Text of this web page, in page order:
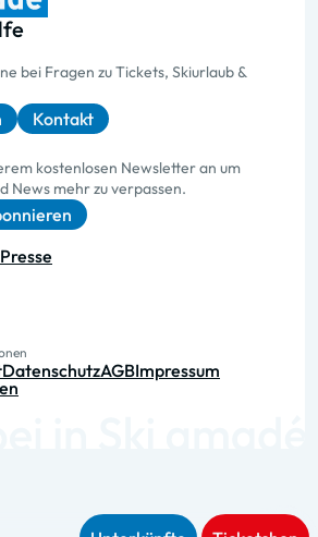
bei Fragen zu Tickets, Skiurlaub &
Kontakt
kostenlosen Newsletter an um
News mehr zu verpassen.
Presse
DatenschutzAGBImpressum